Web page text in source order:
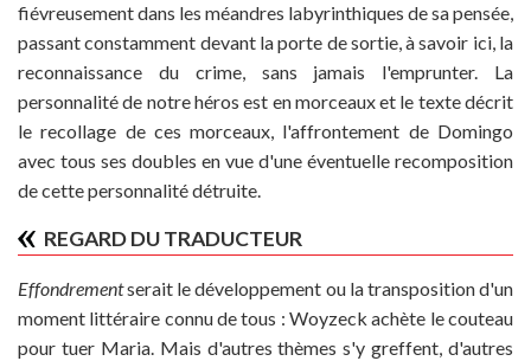
fiévreusement dans les méandres labyrinthiques de sa pensée,
passant constamment devant la porte de sortie, à savoir ici, la
reconnaissance du crime, sans jamais l'emprunter. La
personnalité de notre héros est en morceaux et le texte décrit
le recollage de ces morceaux, l'affrontement de Domingo
avec tous ses doubles en vue d'une éventuelle recomposition
de cette personnalité détruite.
REGARD DU TRADUCTEUR
Effondrementserait le développement ou la transposition d'un
moment littéraire connu de tous : Woyzeck achète le couteau
pour tuer Maria. Mais d'autres thèmes s'y greffent, d'autres